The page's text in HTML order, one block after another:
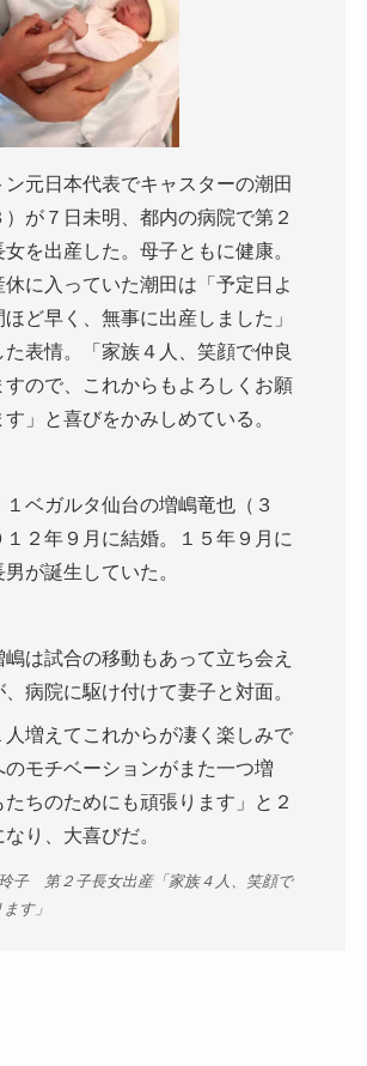
元日本代表でキャスターの潮田
が７日未明、都内の病院で第２
を出産した。母子ともに健康。
休に入っていた潮田は「予定日よ
ほど早く、無事に出産しました」
た表情。「家族４人、笑顔で仲良
すので、これからもよろしくお願
」と喜びをかみしめている。
ベガルタ仙台の増嶋竜也（３
１２年９月に結婚。１５年９月に
が誕生していた。
嶋は試合の移動もあって立ち会え
病院に駆け付けて妻子と対面。
人増えてこれからが凄く楽しみで
のモチベーションがまた一つ増
たちのためにも頑張ります」と２
り、大喜びだ。
子 第２子長女出産「家族４人、笑顔で
す」